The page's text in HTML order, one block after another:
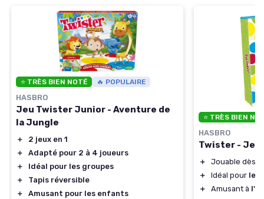
⭐ TRÈS BIEN NOTÉ 🔥 POPULAIRE
HASBRO
Jeu Twister Junior - Aventure de
la Jungle
＋
2 jeux en 1
＋
Adapté pour 2 à 4 joueurs
＋
Idéal pour les groupes
＋
Tapis réversible
＋
Amusant pour les enfants
⭐ TRÈS BIEN
HASBRO
Twister - Jeu
＋ Jouable dès
＋
Idéal pour les
＋
Amusant à